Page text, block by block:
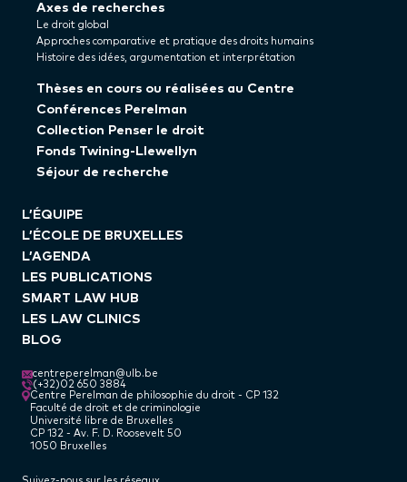
Axes de recherches
Le droit global
Approches comparative et pratique des droits humains
Histoire des idées, argumentation et interprétation
Thèses en cours ou réalisées au Centre
Conférences Perelman
Collection Penser le droit
Fonds Twining-Llewellyn
Séjour de recherche
L’ÉQUIPE
L’ÉCOLE DE BRUXELLES
L’AGENDA
LES PUBLICATIONS
SMART LAW HUB
LES LAW CLINICS
BLOG
centreperelman@ulb.be
(+32)02 650 3884
Centre Perelman de philosophie du droit - CP 132
Faculté de droit et de criminologie
Université libre de Bruxelles
CP 132 - Av. F. D. Roosevelt 50
1050 Bruxelles